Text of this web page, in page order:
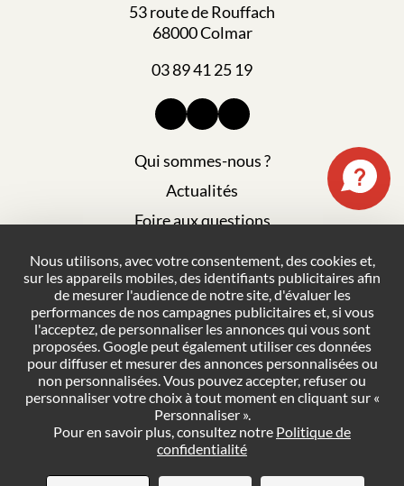
53 route de Rouffach
68000 Colmar
03 89 41 25 19
Qui sommes-nous ?
Actualités
Foire aux questions
Plan du site
Politique de confidentialité
Conditions générales de vente
Gestion des cookies
NOUS CONTACTER
DEMANDER UN DEVIS
Nous utilisons, avec votre consentement, des cookies et,
sur les appareils mobiles, des identifiants publicitaires afin
de mesurer l'audience de notre site, d'évaluer les
performances de nos campagnes publicitaires et, si vous
l'acceptez, de personnaliser les annonces qui vous sont
proposées. Google peut également utiliser ces données
pour diffuser et mesurer des annonces personnalisées ou
non personnalisées. Vous pouvez accepter, refuser ou
personnaliser votre choix à tout moment en cliquant sur «
Personnaliser ».
Pour en savoir plus, consultez notre Politique de
confidentialité